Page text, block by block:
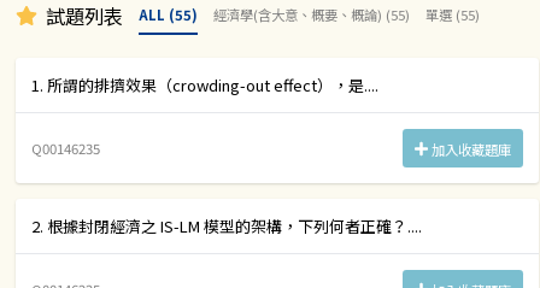
試題列表 ALL (55) 經濟學(含大意、概要、概論) (55) 單選 (55)
1. 所謂的排擠效果（crowding-out effect），是....
Q00146235 加入收藏題庫
2. 根據封閉經濟之 IS-LM 模型的架構，下列何者正確？....